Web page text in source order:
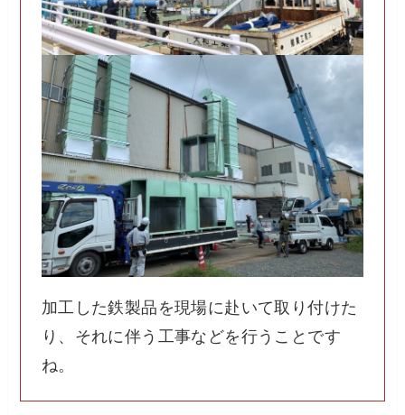
加工した鉄製品を現場に赴いて取り付けた
り、それに伴う工事などを行うことです
ね。